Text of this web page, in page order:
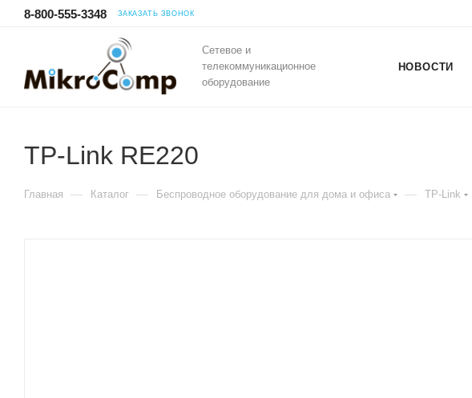
8-800-555-3348 ЗАКАЗАТЬ ЗВОНОК
Сетевое и
телекоммуникационное
оборудование
НОВОСТИ
TP-Link RE220
Главная — Каталог — Беспроводное оборудование для дома и офиса — TP-Link